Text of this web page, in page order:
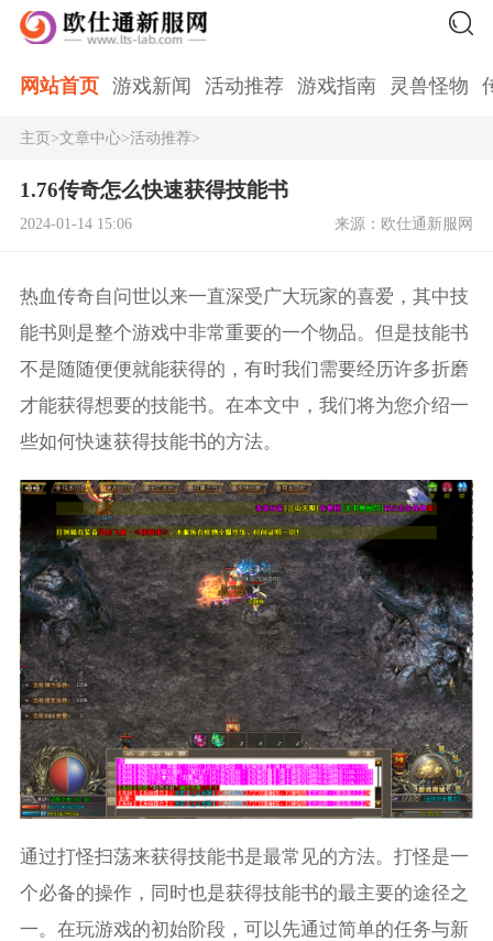
网站首页 游戏新闻 活动推荐 游戏指南 灵兽怪物
主页>文章中心>活动推荐>
1.76传奇怎么快速获得技能书
2024-01-14 15:06 来源：欧仕通新服网
热血传奇自问世以来一直深受广大玩家的喜爱，其中技
能书则是整个游戏中非常重要的一个物品。但是技能书
不是随随便便就能获得的，有时我们需要经历许多折磨
才能获得想要的技能书。在本文中，我们将为您介绍一
些如何快速获得技能书的方法。
通过打怪扫荡来获得技能书是最常见的方法。打怪是一
个必备的操作，同时也是获得技能书的最主要的途径之
一。在玩游戏的初始阶段，可以先通过简单的任务与新